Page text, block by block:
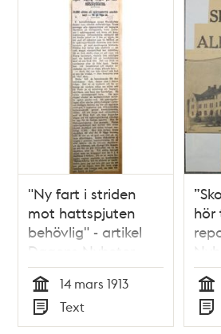
"Ny fart i striden
mot hattspjuten
behövlig" - artikel
Dagens Nyheter
1913
Tid
14 mars 1913
Typ
Text
hör
Tid
Typ